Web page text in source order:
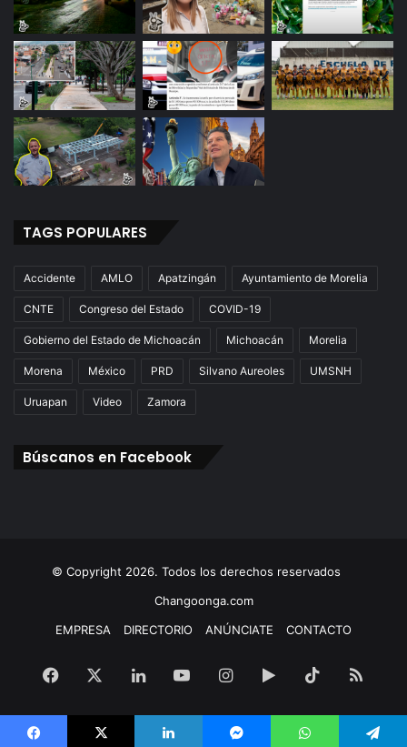
TAGS POPULARES
Accidente AMLO Apatzingán Ayuntamiento de Morelia
CNTE Congreso del Estado COVID-19
Gobierno del Estado de Michoacán Michoacán Morelia
Morena México PRD Silvano Aureoles UMSNH
Uruapan Video Zamora
Búscanos en Facebook
© Copyright 2026. Todos los derechos reservados
Changoonga.com
EMPRESA
DIRECTORIO ANÚNCIATE CONTACTO
Facebook LinkedInYouTubeInstagram
Google
Play
TikTokRSS